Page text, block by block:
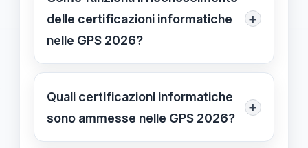
automaticamente le certificazioni
digitali possedute, senza ulteriori
nell’ambito delle GPS 2026.
delle certificazioni informatiche
nelle GPS 2026?
+
Le certificazioni rilasciate da enti
riconosciuti vengono valutate
automaticamente, garantendo un
Quali certificazioni informatiche
sono ammesse nelle GPS 2026?
+
Le certificazioni riconosciute